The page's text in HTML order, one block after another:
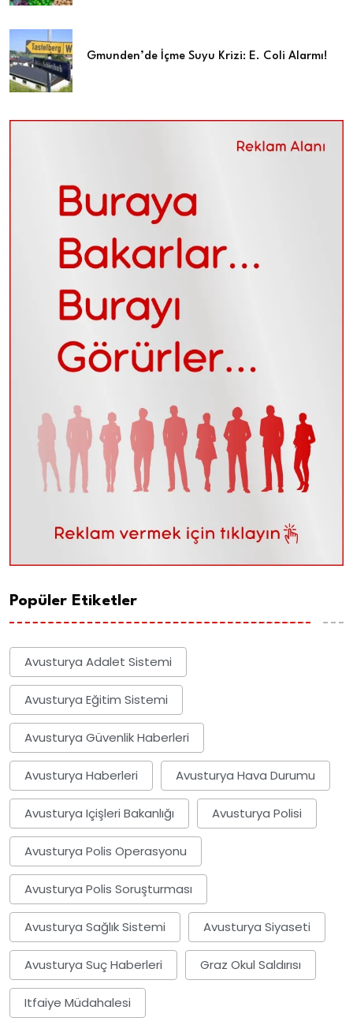
Gmunden’de İçme Suyu Krizi: E. Coli Alarmı!
Popüler Etiketler
Avusturya Adalet Sistemi
Avusturya Eğitim Sistemi
Avusturya Güvenlik Haberleri
Avusturya Haberleri Avusturya Hava Durumu
Avusturya Içişleri Bakanlığı Avusturya Polisi
Avusturya Polis Operasyonu
Avusturya Polis Soruşturması
Avusturya Sağlık Sistemi Avusturya Siyaseti
Avusturya Suç Haberleri Graz Okul Saldırısı
Itfaiye Müdahalesi